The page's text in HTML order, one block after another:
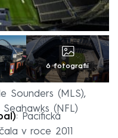
6 fotografií
Sounders (MLS),
(NFL)
: Pacifická
v roce 2011